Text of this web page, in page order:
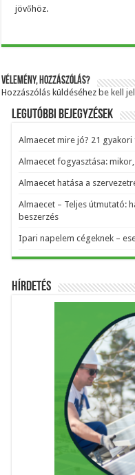
jövőhöz.
Vélemény, hozzászólás?
Hozzászólás küldéséhez be kell
Legutóbbi bejegyzések
Almaecet mire jó? 21
Almaecet fogyasztása:
Almaecet hatása a
Almaecet – Teljes útmutató:
beszerzés
Ipari napelem cégeknek –
Hírdetés